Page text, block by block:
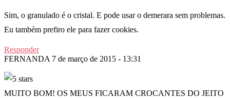
Sim, o granulado é o cristal. E pode usar o demerara sem problemas.
Eu também prefiro ele para fazer cookies.
Responder
FERNANDA 7 de março de 2015 - 13:31
MUITO BOM! OS MEUS FICARAM CROCANTES DO JEITO